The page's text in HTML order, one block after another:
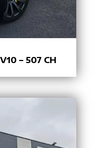
– 507 CH